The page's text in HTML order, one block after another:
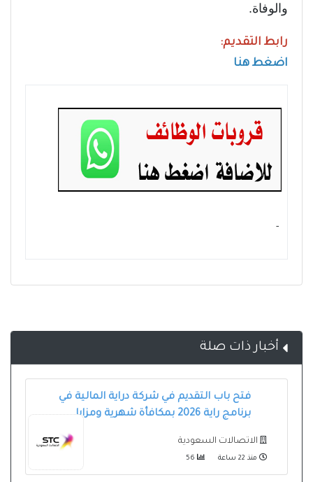
والوفاة.
رابط التقديم:
اضغط هنا
- ‏
أخبار ذات صلة
فتح باب التقديم في شركة دراية المالية في
برنامج راية 2026 بمكافأة شهرية ومزايا
الاتصالات السعودية
منذ 22 ساعة